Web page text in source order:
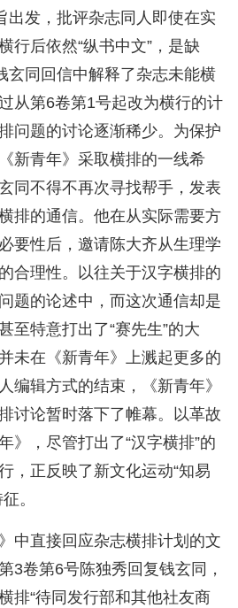
出发，批评杂志同人即使在实
行后依然“纵书中文”，是缺
玄同回信中解释了杂志未能横
从第6卷第1号起改为横行的计
问题的讨论逐渐稀少。为保护
新青年》采取横排的一线希
同不得不再次寻找帮手，发表
排的通信。他在从实际需要方
要性后，邀请陈大齐从生理学
合理性。以往关于汉字横排的
题的论述中，而这次通信却是
至特意打出了“赛先生”的大
未在《新青年》上溅起更多的
辑方式的结束，《新青年》
讨论暂时落下了帷幕。以革故
》，尽管打出了“汉字横排”的
，正反映了新文化运动“知易
。
中直接回应杂志横排计划的文
3卷第6号陈独秀回复钱玄同，
排“待同发行部和其他社友商